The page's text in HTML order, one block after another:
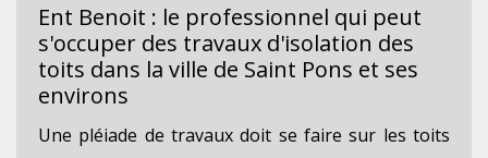
Ent Benoit : le professionnel qui peut
s'occuper des travaux d'isolation des
toits dans la ville de Saint Pons et ses
environs
Une pléiade de travaux doit se faire sur les toits